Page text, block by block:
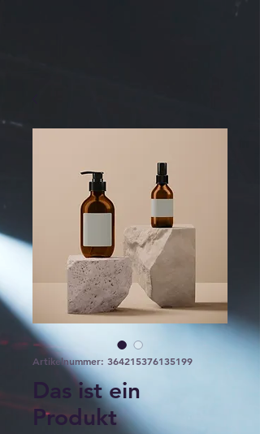
Artikelnummer: 364215376135199
Das ist ein
Produkt